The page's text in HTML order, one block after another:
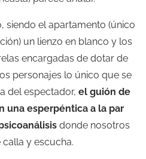
siendo el apartamento (único
un lienzo en blanco y los
encargadas de dotar de
personajes lo único que se
del espectador, el guión de
una esperpéntica a la par
donde nosotros
y escucha.